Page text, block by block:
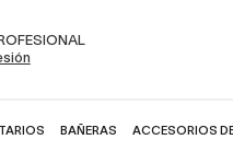
BAÑERAS ACCESORIOS